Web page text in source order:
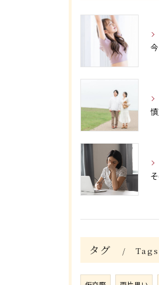
タグ Tags